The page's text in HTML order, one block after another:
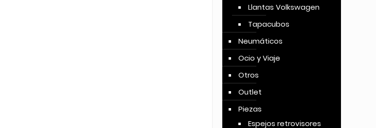
Llantas Volkswagen
Tapacubos
Neumáticos
Ocio y Viaje
Otros
Outlet
Piezas
Espejos retrovisores